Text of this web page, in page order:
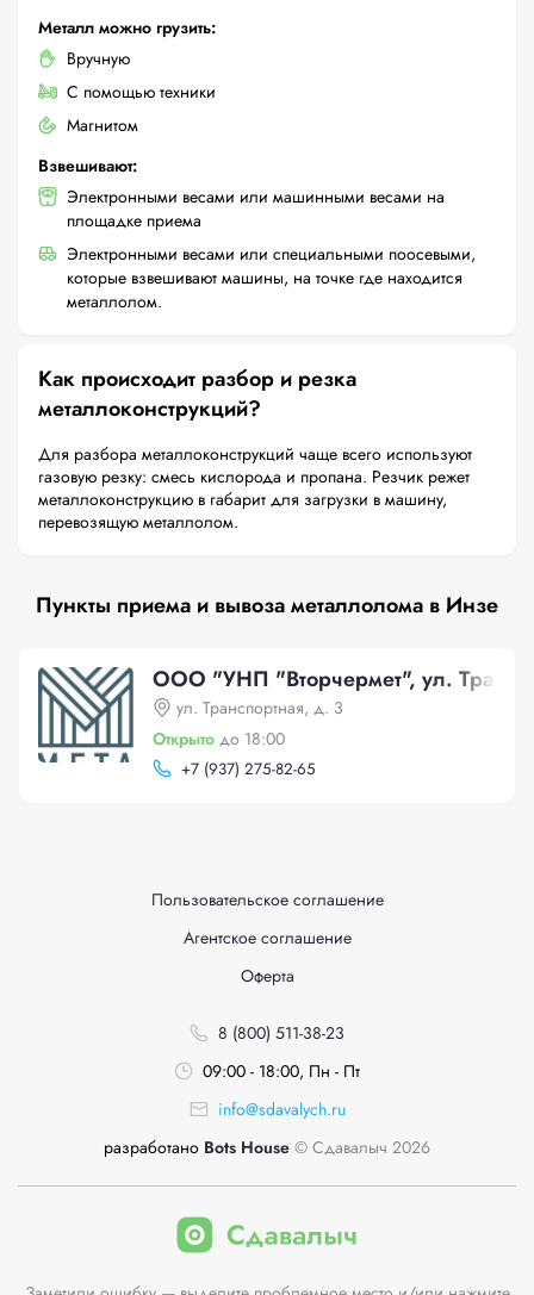
Металл можно грузить:
Вручную
С помощью техники
Магнитом
Взвешивают:
Электронными весами или машинными весами на
площадке приема
Электронными весами или специальными поосевыми,
которые взвешивают машины, на точке где находится
металлолом.
Как происходит разбор и резка
металлоконструкций?
Для разбора металлоконструкций чаще всего используют
газовую резку: смесь кислорода и пропана. Резчик режет
металлоконструкцию в габарит для загрузки в машину,
перевозящую металлолом.
Пункты приема и вывоза металлолома в Инзе
ООО "УНП "Вторчермет", ул.
ул. Транспортная, д. 3
Открыто до 18:00
+7 (937) 275-82-65
Пользовательское соглашение
Агентское соглашение
Оферта
8 (800) 511-38-23
09:00 - 18:00, Пн - Пт
info@sdavalych.ru
разработано Bots House © Сдавалыч 2026